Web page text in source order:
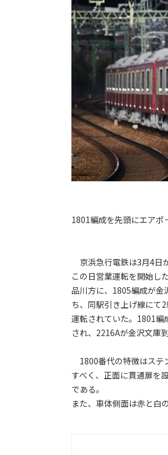
1801編成を先頭にエアポ
京浜急行電鉄は3月4日
この日営業運転を開始し
品川方に、1805編成が
ち、同駅引き上げ線にて
運転されていた。1801編
され、2216Aが金沢文庫
1800番代の特徴はステ
すべく、正面に貫通扉を
である。
また、車体側面は赤と白